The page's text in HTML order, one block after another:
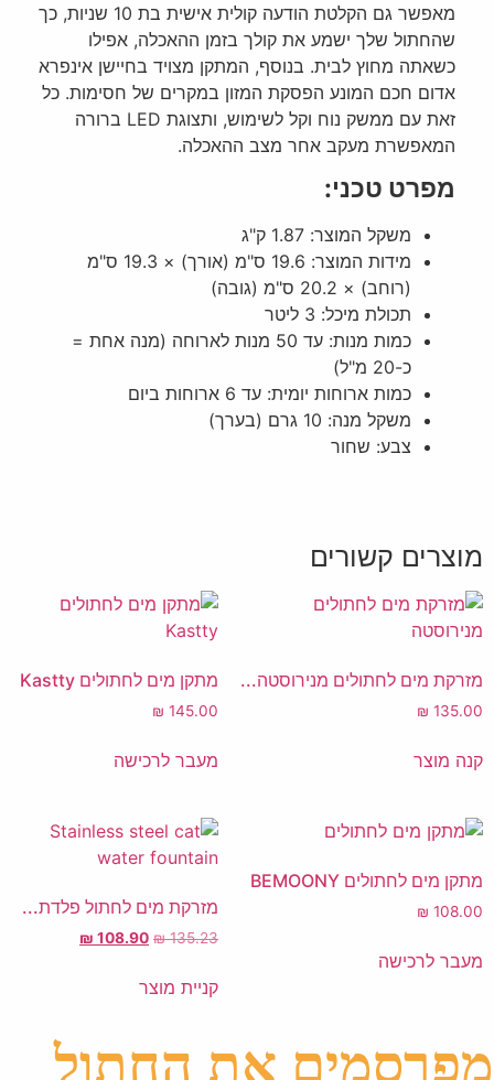
מאפשר גם הקלטת הודעה קולית אישית בת 10 שניות, כך
שהחתול שלך ישמע את קולך בזמן ההאכלה, אפילו
כשאתה מחוץ לבית. בנוסף, המתקן מצויד בחיישן אינפרא
אדום חכם המונע הפסקת המזון במקרים של חסימות. כל
זאת עם ממשק נוח וקל לשימוש, ותצוגת LED ברורה
המאפשרת מעקב אחר מצב ההאכלה.
מפרט טכני:
משקל המוצר: 1.87 ק"ג
מידות המוצר: 19.6 ס"מ (אורך) × 19.3 ס"מ
(רוחב) × 20.2 ס"מ (גובה)
תכולת מיכל: 3 ליטר
כמות מנות: עד 50 מנות לארוחה (מנה אחת =
כ-20 מ"ל)
כמות ארוחות יומית: עד 6 ארוחות ביום
משקל מנה: 10 גרם (בערך)
צבע: שחור
מוצרים קשורים
מזרקת מים לחתולים מנירוסטה...
₪ 135.00
קנה מוצר
מתקן מים לחתולים Kastty
₪ 145.00
מעבר לרכישה
מתקן מים לחתולים BEMOONY
₪ 108.00
מעבר לרכישה
מזרקת מים לחתול פלדת...
₪135.23
₪ 108.90
קניית מוצר
מפרסמים את החתול